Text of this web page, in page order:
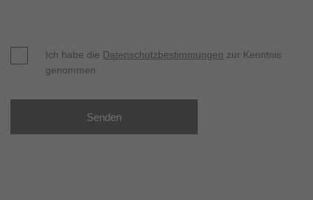
Ich habe die Datenschutzbestimmungen zur Kenntnis
genommen.
Senden